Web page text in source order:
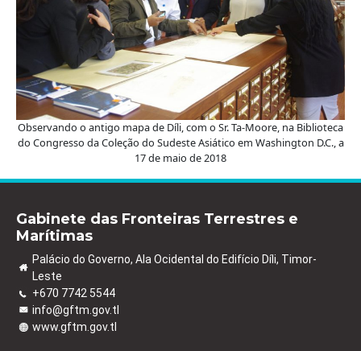
Observando o antigo mapa de Díli, com o Sr. Ta-Moore, na Biblioteca
do Congresso da Coleção do Sudeste Asiático em Washington D.C., a
17 de maio de 2018
Gabinete das Fronteiras Terrestres e
Marítimas
Palácio do Governo, Ala Ocidental do Edifício Díli, Timor-
Leste
+670 7742 5544
info@gftm.gov.tl
www.gftm.gov.tl